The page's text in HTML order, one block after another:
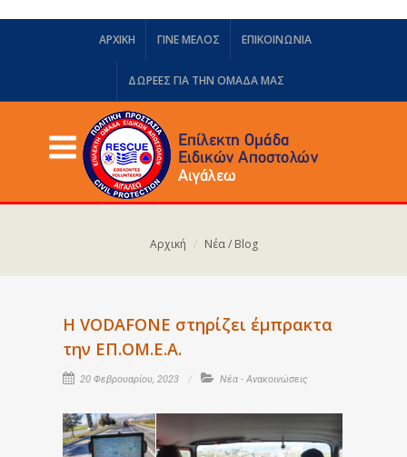
ΑΡΧΙΚΗ ΓΙΝΕ ΜΕΛΟΣ ΕΠΙΚΟΙΝΩΝΙΑ
ΔΩΡΕΈΣ ΓΙΑ ΤΗΝ ΟΜΆΔΑ ΜΑΣ
Αρχική Νέα / Blog
Η VODAFONE στηρίζει έμπρακτα
την ΕΠ.ΟΜ.Ε.Α.
20 Φεβρουαρίου, 2023 Νέα - Ανακοινώσεις